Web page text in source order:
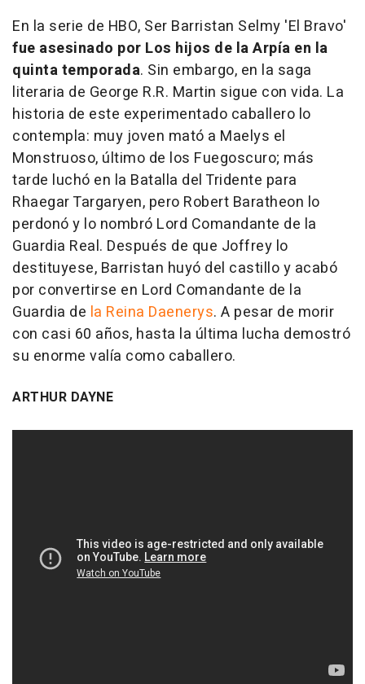
En la serie de HBO, Ser Barristan Selmy 'El Bravo'
fue asesinado por Los hijos de la Arpía en la
quinta temporada. Sin embargo, en la saga
literaria de George R.R. Martin sigue con vida. La
historia de este experimentado caballero lo
contempla: muy joven mató a Maelys el
Monstruoso, último de los Fuegoscuro; más
tarde luchó en la Batalla del Tridente para
Rhaegar Targaryen, pero Robert Baratheon lo
perdonó y lo nombró Lord Comandante de la
Guardia Real. Después de que Joffrey lo
destituyese, Barristan huyó del castillo y acabó
por convertirse en Lord Comandante de la
Guardia de la Reina Daenerys. A pesar de morir
con casi 60 años, hasta la última lucha demostró
su enorme valía como caballero.
ARTHUR DAYNE